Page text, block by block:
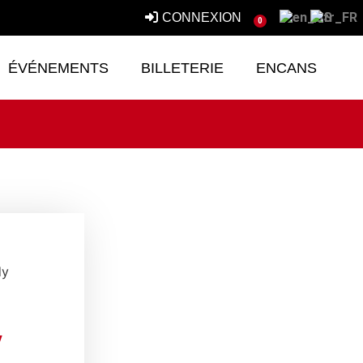
CONNEXION 0
ÉVÉNEMENTS BILLETERIE ENCANS